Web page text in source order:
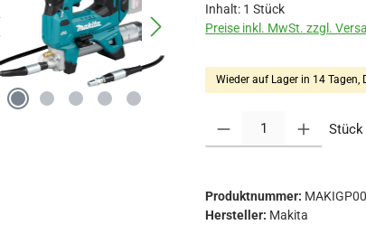
Inhalt: 1 Stück
Preise inkl. MwSt. zzgl.
Wieder auf Lager in 14 Tagen,
Produkt Anzahl: Gib den
Stück
Produktnummer:
Hersteller: Makita